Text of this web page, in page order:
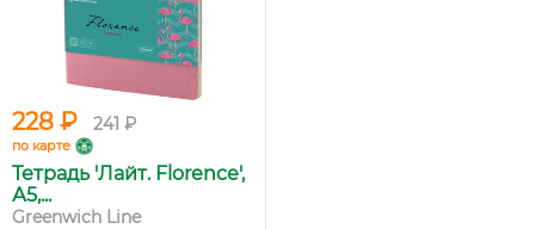
228 ₽ 241 ₽
по карте
Тетрадь 'Лайт. Florence',
А5,...
Greenwich Line